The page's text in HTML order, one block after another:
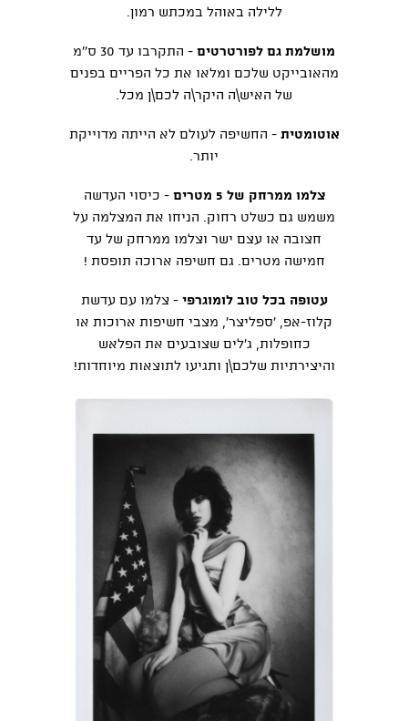
ללילה באוהל במכתש רמון.
מושלמת גם לפורטרטים
- התקרבו עד 30 ס''מ
מהאובייקט שלכם ומלאו את כל הפריים בפנים
של האיש\ה היקר\ה לכם\ן מכל.
אוטומטית- החשיפה לעולם לא הייתה מדוייקת
יותר.
צלמו ממרחק של 5 מטרים
- כיסוי העדשה
משמש גם כשלט רחוק. הניחו את המצלמה על
חצובה או עצם ישר וצלמו ממרחק של עד
חמישה מטרים. גם חשיפה ארוכה תופסת !
עטופה בכל טוב לומוגרפי - צלמו עם עדשת
קלוז-אפ, 'ספליצר', מצבי חשיפות ארוכות או
כחופלות, ג'לים שצובעים את הפלאש
והיצירתיות שלכם\ן ותגיעו לתוצאות מיוחדות!